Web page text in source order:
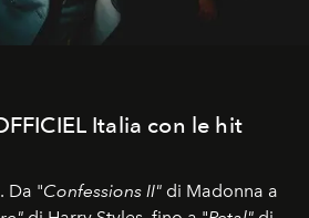
Italia con le hit
Da "Confessions II" di Madonna a